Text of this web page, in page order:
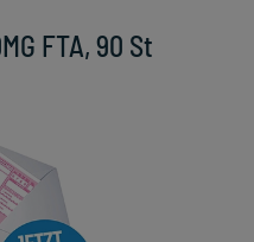
FTA, 90 St